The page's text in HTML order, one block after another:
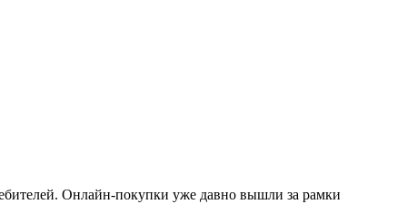
Онлайн-покупки уже давно вышли за рамки